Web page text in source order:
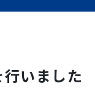
いました